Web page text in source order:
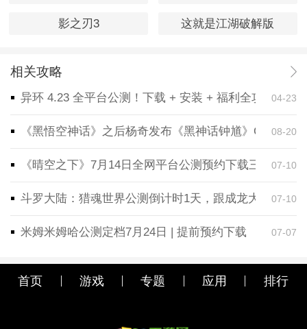
影之刃3 这就是江湖破解版
相关攻略
异环 4.23 全平台公测！下载 + 安装 + 福利全攻略，一
04-23
《黑悟空神话》之后杨奇发布《黑神话钟馗》CG！预
08-20
《晴空之下》7月14日全网平台公测预约下载三端同步
07-10
斗罗大陆：猎魂世界公测倒计时1天，跟成龙大哥一起
07-10
米姆米姆哈公测定档7月24日 | 提前预约下载 07-07
首页 游戏 专题 应用 排行